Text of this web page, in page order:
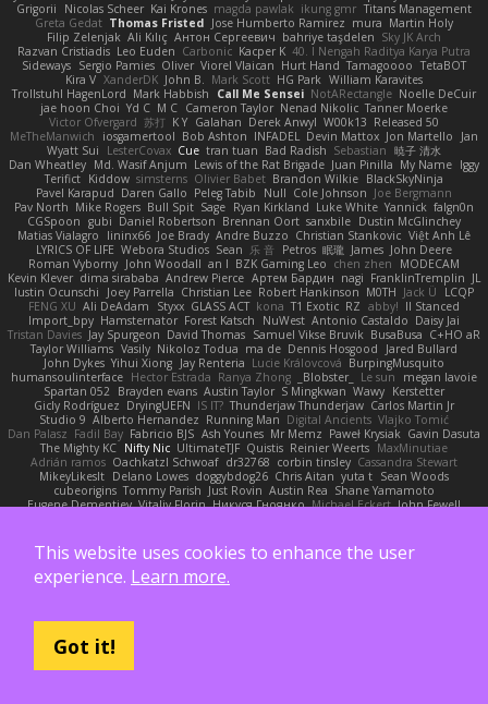
Grigorii
Nicolas Scheer Kai Krones magda pawlak ikung gmr Titans Management
Greta Gedat Thomas Fristed Jose Humberto Ramirez mura Martin Holy
Filip Zelenjak Ali Kılıç Антон Сергеевич bahriye taşdelen Sky JK Arch
Razvan Cristiadis Leo Euden Carbonic Kacper K 40. I Nengah Raditya Karya Putra
Sideways Sergio Pamies Oliver Viorel Vlaican Hurt Hand Tamagoooo TetaBOT
Kira V XanderDK John B. Mark Scott HG Park William Karavites
Trollstuhl HagenLord Mark Habbish Call Me Sensei NotARectangle Noelle DeCuir
jae hoon Choi Yd C M C Cameron Taylor Nenad Nikolic Tanner Moerke
Victor Ofvergard 苏打 K Y Galahan Derek Anwyl W00k13 Released 50
MeTheManwich
iosgamertool Bob Ashton INFADEL Devin Mattox Jon Martello
Jan
Wyatt Sui
LesterCovax Cue tran tuan Bad Radish Sebastian 暁子 清水
Dan Wheatley Md. Wasif Anjum Lewis of the Rat Brigade Juan Pinilla My Name Iggy
Terifict Kiddow simsterns Olivier Babet Brandon Wilkie BlackSkyNinja
Pavel Karapud Daren Gallo Peleg Tabib Null Cole Johnson Joe Bergmann
Pav North Mike Rogers Bull Spit Sage Ryan Kirkland Luke White Yannick falgn0n
CGSpoon gubi Daniel Robertson Brennan Oort sanxbile Dustin McGlinchey
Matias Vialagro
lininx66 Joe Brady Andre Buzzo Christian Stankovic Việt Anh Lê
LYRICS OF LIFE Webora Studios Sean 乐 音 Petros 眠瓏 James John Deere
Roman Vyborny John Woodall an l BZK Gaming Leo chen zhen
MODECAM
Kevin Klever dima sirababa Andrew Pierce Артем Бардин nagi FranklinTremplin JL
Iustin Ocunschi
Joey Parrella Christian Lee Robert Hankinson M0TH Jack Ü
LCQP
FENG XU Ali DeAdam Styxx GLASS ACT kona T1 Exotic RZ abby! ll Stanced
Import_bpy Hamsternator Forest Katsch NuWest Antonio Castaldo Daisy Jai
Tristan Davies Jay Spurgeon David Thomas Samuel Vikse Bruvik BusaBusa C+HO aR
Taylor Williams Vasily Nikoloz Todua ma de Dennis Hosgood
Jared Bullard
John Dykes Yihui Xiong Jay Renteria Lucie Královcová BurpingMusquito
humansoulinterface Hector Estrada Ranya Zhong _Blobster_ Le sun
megan lavoie
Spartan 052
Brayden evans Austin Taylor S Mingkwan Wawy Kerstetter
Gicly Rodríguez DryingUEFN IS IT? Thunderjaw Thunderjaw Carlos Martin Jr
Studio 9 Alberto Hernandez Running Man Digital Ancients Vlajko Tomić
Dan Palasz Fadil Bay Fabricio BJS Ash Younes Mr Memz Paweł Krysiak Gavin Dasuta
The Mighty KC Nifty Nic UltimateTJF Quistis Reinier Weerts MaxMinutiae
Adrián ramos Oachkatzl Schwoaf dr32768 corbin tinsley Cassandra Stewart
MikeyLikesIt Delano Lowes doggybdog26 Chris Aitan yuta t Sean Woods
cubeorigins Tommy Parish Just Rovin Austin Rea Shane Yamamoto
Eugene Dementjev Vitaliy Florin Никуся Гноянко Michael Eckert John Fewell
Kevin Neal Alex Souza Cromatik Slinky Migu D Yyyum Nick Forshaw
Pascal Raymond Cazemier Denis Moura Velasco Sinclaire Black Xenophik Xenophik
Tarik Sakalli swarfey Vojtech Proschl
Harry Boorman
Andy Davis Nikolai Petersen
Frederik Kirkegaard Esbensen
Schuyler Baker matthew armer
This website uses cookies to enhance the user
experience. Learn more.
Got it!